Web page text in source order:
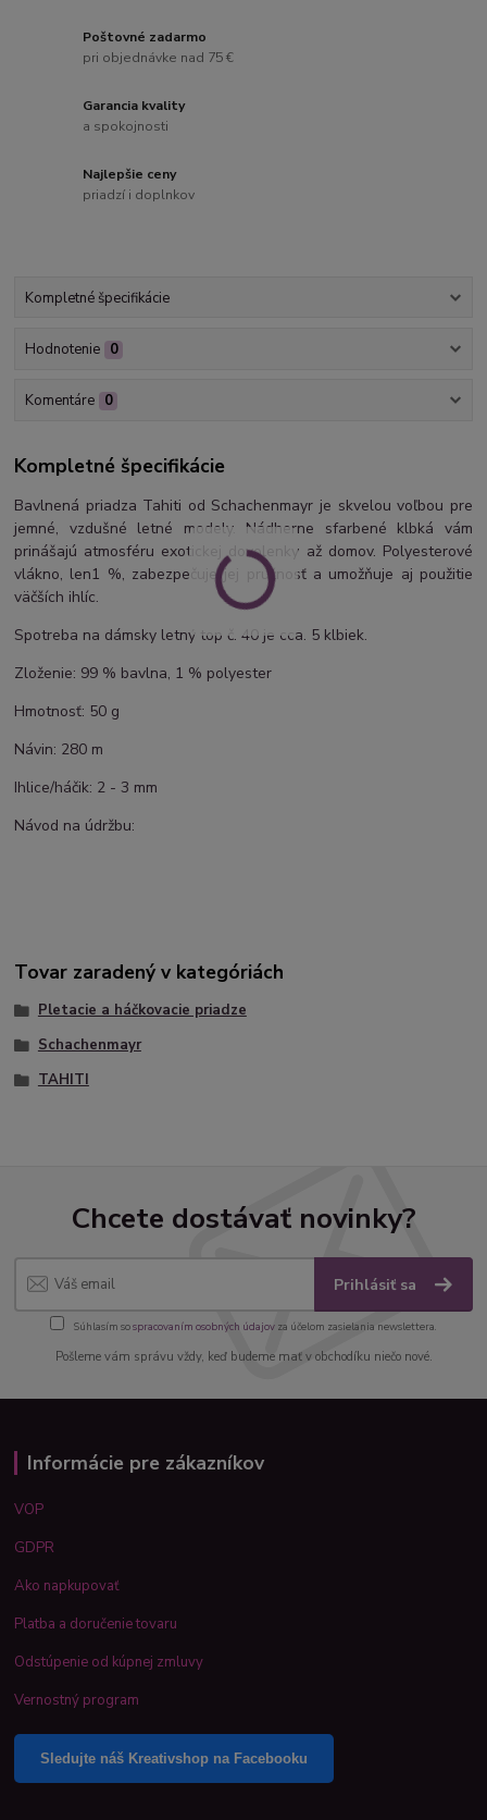
Poštovné zadarmo
pri objednávke nad 75 €
Garancia kvality
a spokojnosti
Najlepšie ceny
priadzí i doplnkov
Kompletné špecifikácie
Hodnotenie 0
Komentáre 0
Kompletné špecifikácie
Bavlnená priadza Tahiti od Schachenmayr je skvelou voľbou pre
jemné, vzdušné letné modely. Nádherne sfarbené klbká vám
prinášajú atmosféru exotickej dovolenky až domov. Polyesterové
vlákno, len1 %, zabezpečuje jej pružnosť a umožňuje aj použitie
väčších ihlíc.
Spotreba na dámsky letný top č. 40 je cca. 5 klbiek.
Zloženie: 99 % bavlna, 1 % polyester
Hmotnosť: 50 g
Návin: 280 m
Ihlice/háčik: 2 - 3 mm
Návod na údržbu:
Tovar zaradený v kategóriách
Pletacie a háčkovacie priadze
Schachenmayr
TAHITI
Chcete dostávať novinky?
Prihlásiť sa
Súhlasím sospracovaním osobných údajov za účelom zasielania newslettera.
Pošleme vám správu vždy, keď budeme mať v obchodíku niečo nové.
Informácie pre zákazníkov
VOP
GDPR
Ako napkupovať
Platba a doručenie tovaru
Odstúpenie od kúpnej zmluvy
Vernostný program
Sledujte náš Kreativshop na Facebooku